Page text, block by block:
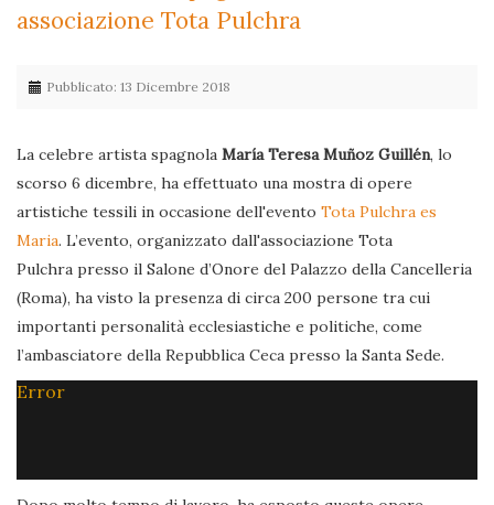
associazione Tota Pulchra
Pubblicato: 13 Dicembre 2018
La celebre artista spagnola María Teresa Muñoz Guillén, lo
scorso 6 dicembre, ha effettuato una mostra di opere
artistiche tessili in occasione dell'evento Tota Pulchra es
Maria. L’evento, organizzato dall'associazione Tota
Pulchra presso il Salone d’Onore del Palazzo della Cancelleria
(Roma), ha visto la presenza di circa 200 persone tra cui
importanti personalità ecclesiastiche e politiche, come
l’ambasciatore della Repubblica Ceca presso la Santa Sede.
Error